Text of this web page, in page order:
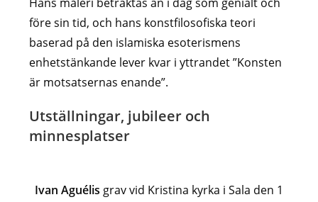
före sin tid, och hans konstfilosofiska teori
baserad på den islamiska esoterismens
enhetstänkande lever kvar i yttrandet ”Konsten
är motsatsernas enande”.
Utställningar, jubileer och
minnesplatser
Ivan Aguélis grav vid Kristina kyrka i Sala den 1